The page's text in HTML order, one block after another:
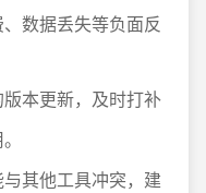
数据丢失等负面反
本更新，及时打补
其他工具冲突，建